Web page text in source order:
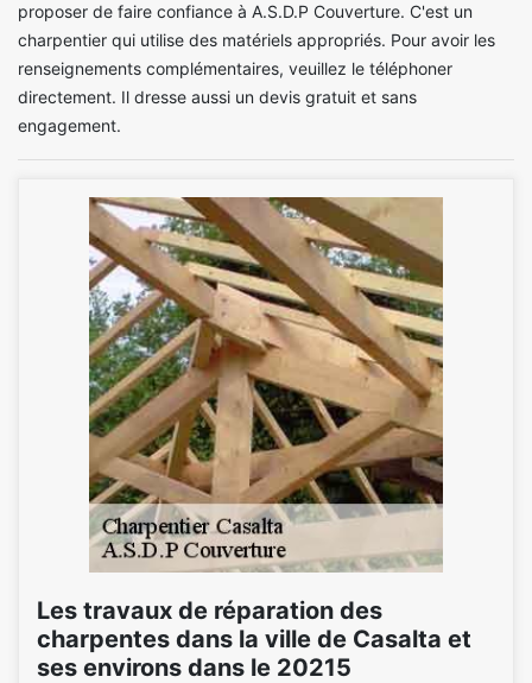
proposer de faire confiance à A.S.D.P Couverture. C'est un
charpentier qui utilise des matériels appropriés. Pour avoir les
renseignements complémentaires, veuillez le téléphoner
directement. Il dresse aussi un devis gratuit et sans
engagement.
Les travaux de réparation des
charpentes dans la ville de Casalta et
ses environs dans le 20215